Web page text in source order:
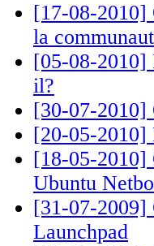
[17-08-2010]
la
[05-08-2010]
il?
[30-07-2010]
[20-05-2010]
[18-05-2010]
Ubuntu
[31-07-2009]
Launchpad